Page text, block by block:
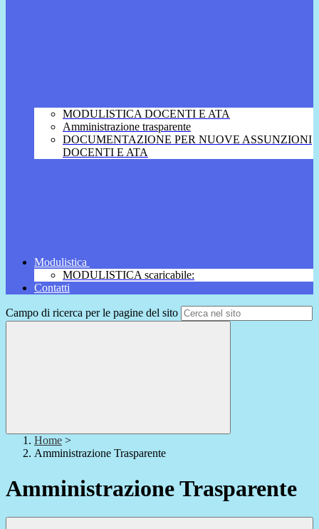
MODULISTICA DOCENTI E ATA
Amministrazione trasparente
DOCUMENTAZIONE PER NUOVE ASSUNZIONI
DOCENTI E ATA
Modulistica
MODULISTICA scaricabile:
Contatti
Campo di ricerca per le pagine del sito
Home >
Amministrazione Trasparente
Amministrazione Trasparente